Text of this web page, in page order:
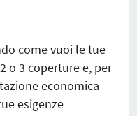
come vuoi le tue
o 3 coperture e, per
economica
esigenze